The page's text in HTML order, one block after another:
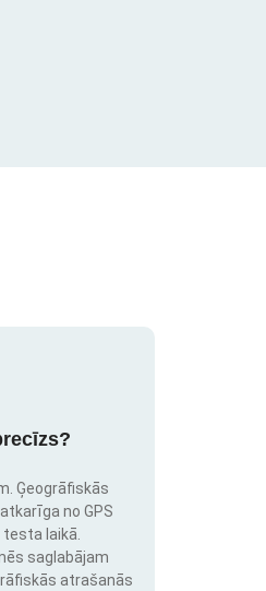
Ģeogrāfiskās
no GPS
laikā.
saglabājam
atrašanās